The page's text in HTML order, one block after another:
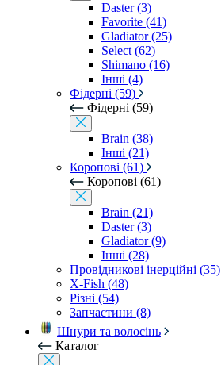
Daster (3)
Favorite (41)
Gladiator (25)
Select (62)
Shimano (16)
Інші (4)
Фідерні (59)
Фідерні (59)
Brain (38)
Інші (21)
Коропові (61)
Коропові (61)
Brain (21)
Daster (3)
Gladiator (9)
Інші (28)
Провідникові інерційні (35)
X-Fish (48)
Різні (54)
Запчастини (8)
Шнури та волосінь
Каталог